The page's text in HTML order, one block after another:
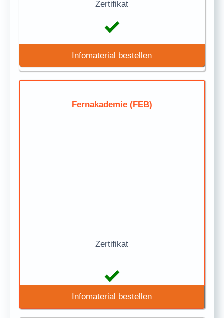
Zertifikat
Infomaterial bestellen
Fernakademie (FEB)
Zertifikat
Infomaterial bestellen